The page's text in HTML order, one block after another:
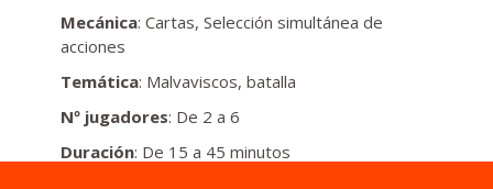
Mecánica: Cartas, Selección simultánea de
acciones
Temática: Malvaviscos, batalla
Nº jugadores: De 2 a 6
Duración: De 15 a 45 minutos